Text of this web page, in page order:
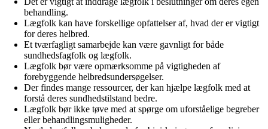
behandling.
Lægfolk kan have forskellige opfattelser af, hvad der er vigtigt
for deres helbred.
Et tværfagligt samarbejde kan være gavnligt for både
sundhedsfagfolk og lægfolk.
Lægfolk bør være opmærksomme på vigtigheden af
forebyggende helbredsundersøgelser.
Der findes mange ressourcer, der kan hjælpe lægfolk med at
forstå deres sundhedstilstand bedre.
Lægfolk bør ikke tøve med at spørge om uforståelige begreber
eller behandlingsmuligheder.